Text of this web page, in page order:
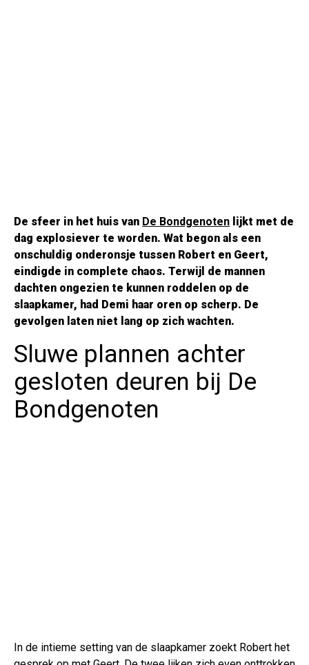
De sfeer in het huis van De Bondgenoten lijkt met de
dag explosiever te worden. Wat begon als een
onschuldig onderonsje tussen Robert en Geert,
eindigde in complete chaos. Terwijl de mannen
dachten ongezien te kunnen roddelen op de
slaapkamer, had Demi haar oren op scherp. De
gevolgen laten niet lang op zich wachten.
Sluwe plannen achter
gesloten deuren bij De
Bondgenoten
In de intieme setting van de slaapkamer zoekt Robert het